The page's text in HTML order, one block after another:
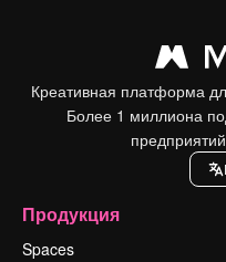
Креативная платформа
Более 1 миллиона
Продукция
Spaces